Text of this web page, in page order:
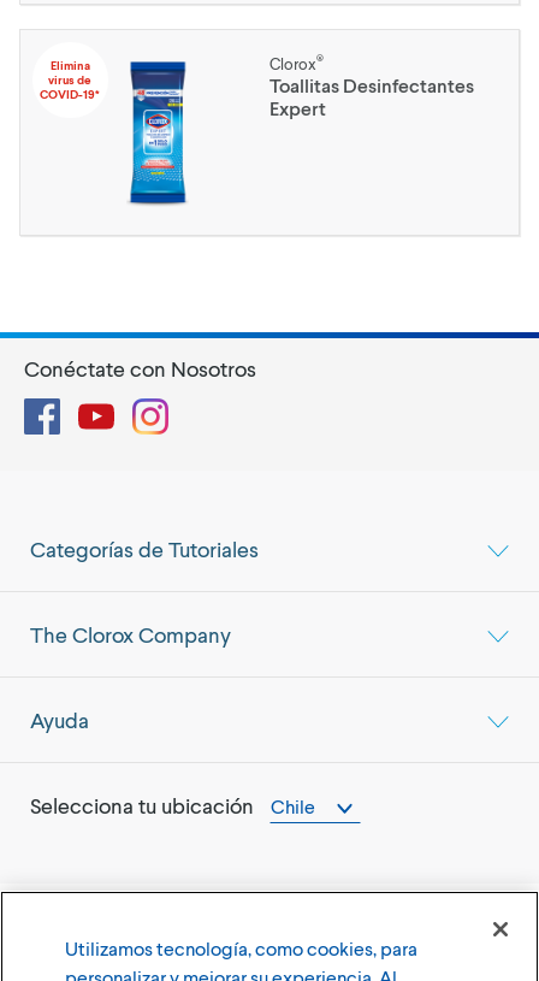
Elimina
virus de
COVID-19*
Clorox®
Toallitas Desinfectantes
Expert
Categorías de Tutoriales
The Clorox Company
Ayuda
Selecciona tu ubicación Chile
Conéctate con Nosotros
FacebookYouTubeInstagram
Utilizamos tecnología, como cookies, para